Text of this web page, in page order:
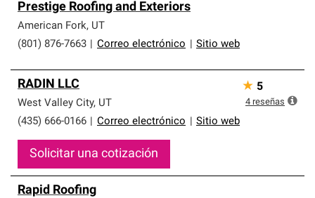
Prestige Roofing and Exteriors
American Fork, UT
(801) 876-7663
Correo electrónico Sitio web
RADIN LLC
West Valley City, UT
(435) 666-0166
Correo electrónico Sitio web
Solicitar una cotización
★ 5
4 reseñas
Rapid Roofing